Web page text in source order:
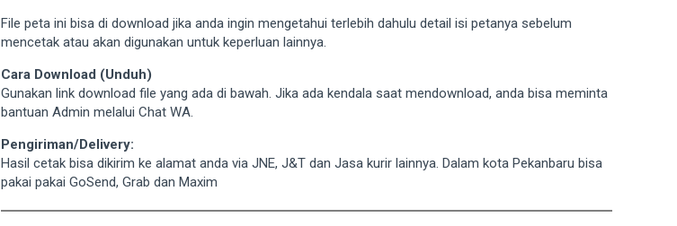
File peta ini bisa di download jika anda ingin mengetahui terlebih dahulu detail isi petanya sebelum
mencetak atau akan digunakan untuk keperluan lainnya.
Cara Download (Unduh)
Gunakan link download file yang ada di bawah. Jika ada kendala saat mendownload, anda bisa meminta
bantuan Admin melalui Chat WA.
Pengiriman/Delivery:
Hasil cetak bisa dikirim ke alamat anda via JNE, J&T dan Jasa kurir lainnya. Dalam kota Pekanbaru bisa
pakai pakai GoSend, Grab dan Maxim